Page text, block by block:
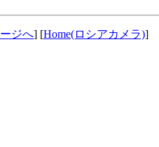
ジへ] [Home(ロシアカメラ)]